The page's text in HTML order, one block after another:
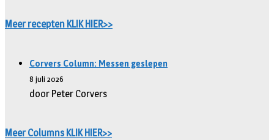
Meer recepten KLIK HIER>>
Corvers Column: Messen geslepen
8 juli 2026
door Peter Corvers
Meer Columns KLIK HIER>>